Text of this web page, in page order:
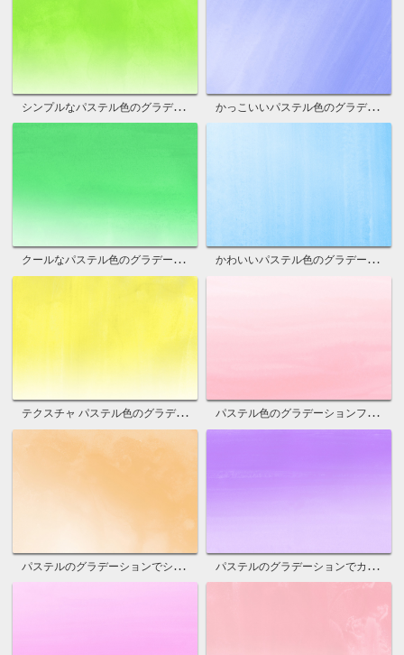
シンプルなパステル色のグラデーション背景 かっこいいパステル色のグラデーション画像
クールなパステル色のグラデーション壁紙 かわいいパステル色のグラデーション画像
テクスチャ パステル色のグラデーション素材 パステル色のグラデーションフリー背景
パステルのグラデーションでシンプルな画像 パステルのグラデーションでカワイイ素材